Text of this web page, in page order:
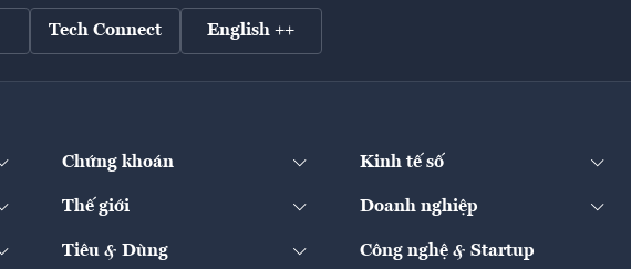
Tech Connect English ++
Chứng khoán Kinh tế số
Thế giới Doanh nghiệp
Tiêu & Dùng Công nghệ & Startup